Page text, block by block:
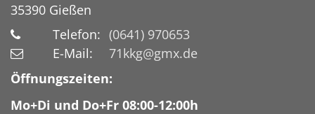
35390 Gießen
Telefon: (0641) 970653
E-Mail:
71kkg@gmx.de
Öffnungszeiten:
Mo+Di und Do+Fr 08:00-12:00h